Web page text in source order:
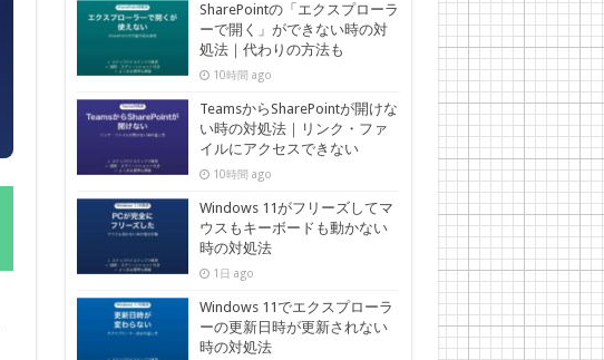
SharePointの「エクスプローラ
ーで開く」ができない時の対
処法｜代わりの方法も
10時間 ago
TeamsからSharePointが開けな
い時の対処法｜リンク・ファ
イルにアクセスできない
10時間 ago
Windows 11がフリーズしてマ
ウスもキーボードも動かない
時の対処法
1日 ago
Windows 11でエクスプローラ
ーの更新日時が更新されない
時の対処法